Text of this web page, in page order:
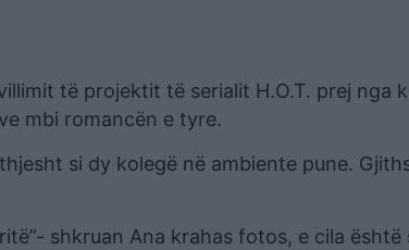
të projektit të serialit H.O.T. prej nga
mbi romancën e tyre.
si dy kolegë në ambiente pune.
shkruan Ana krahas fotos, e cila